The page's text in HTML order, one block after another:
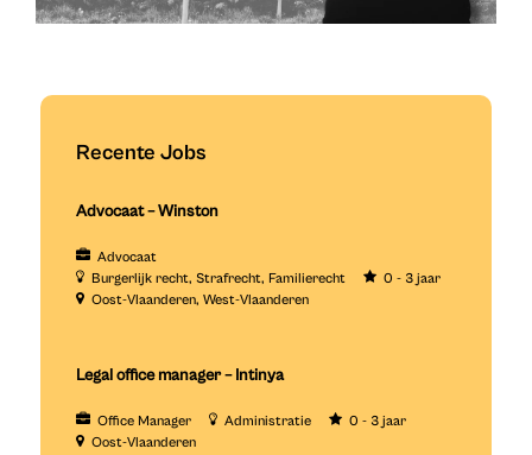
Recente Jobs
Advocaat – Winston
Advocaat
Burgerlijk recht Strafrecht Familierecht
0 - 3 jaar
Oost-Vlaanderen West-Vlaanderen
Legal office manager – Intinya
Office Manager Administratie
0 - 3 jaar
Oost-Vlaanderen